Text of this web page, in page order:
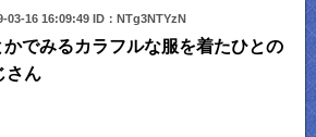
03-16 16:09:49 ID：NTg3NTYzN
でみるカラフルな服を着たひとの
さん